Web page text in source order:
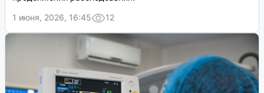
1 июня, 2026, 16:45
12